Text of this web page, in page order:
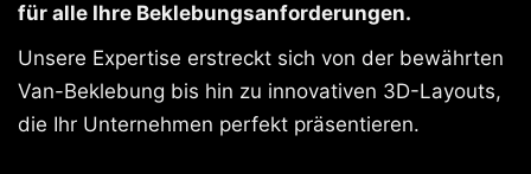
für alle Ihre Beklebungsanforderungen.
Unsere Expertise erstreckt sich von der bewährten
Van-Beklebung bis hin zu innovativen 3D-Layouts,
die Ihr Unternehmen perfekt präsentieren.